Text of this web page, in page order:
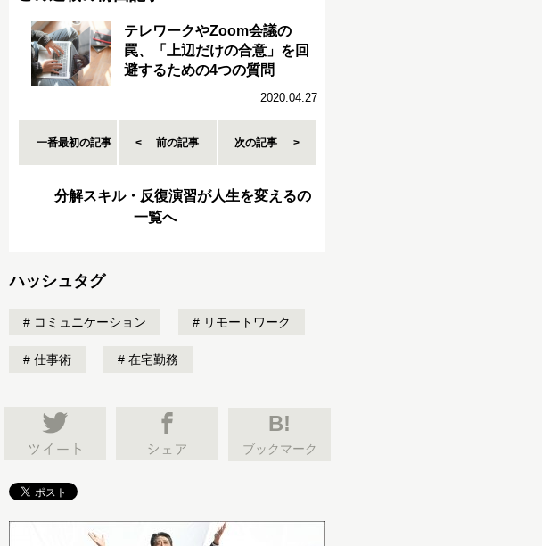
テレワークやZoom会議の
罠、「上辺だけの合意」を回
避するための4つの質問
2020.04.27
一番最初の記事 前の記事 次の記事
分解スキル・反復演習が人生を変えるの
一覧へ
ハッシュタグ
コミュニケーション リモートワーク
仕事術 在宅勤務
B!
ブックマーク